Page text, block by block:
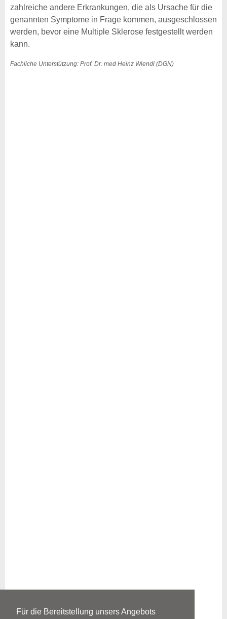
Für die Bereitstellung unsers Angebots
zahlreiche andere Erkrankungen, die als Ursache für die
genannten Symptome in Frage kommen, ausgeschlossen
werden, bevor eine Multiple Sklerose festgestellt werden
kann.
Fachliche Unterstützung: Prof. Dr. med Heinz Wiendl (DGN)